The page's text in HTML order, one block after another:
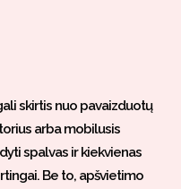
skirtis nuo pavaizduotų
arba mobilusis
spalvas ir kiekvienas
Be to, apšvietimo